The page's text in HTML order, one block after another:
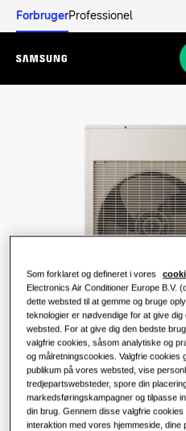
ForbrugerProfessionel
Menu
LØSNINGER TIL
Hvad er en
Fordele ved en
Hvad er et
fungerer det?
LØSNINGER TIL
Hoteller
Vores løsninger
Løsninger til
LØSNINGER TIL
Løsninger til
Produkter
Populære produkter
Samsung
KAPACITET: 11.2KW
Som forklaret og defineret i vores
Electronics Air Conditioner Europe B.V.
dette websted til at gemme og bruge
teknologier er nødvendige for at give
websted. For at give dig den bedste
valgfrie cookies, såsom analytiske og
og målretningscookies. Valgfrie cookies
publikum på vores websted, vise
tredjepartswebsteder, spore din
markedsføringskampagner og tilpasse
din brug. Gennem disse valgfrie
interaktion med vores hjemmeside,